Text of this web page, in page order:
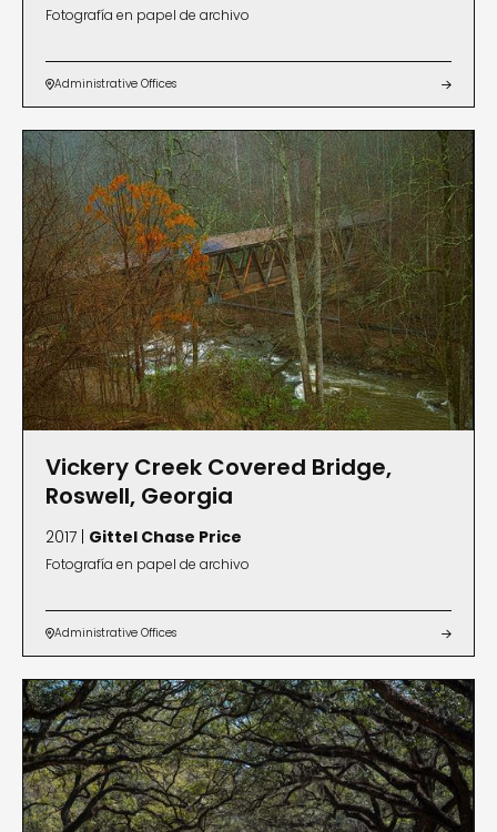
Fotografía en papel de archivo
Administrative Offices 
Vickery Creek Covered Bridge,
Roswell, Georgia
2017 | Gittel Chase Price
Fotografía en papel de archivo
Administrative Offices 